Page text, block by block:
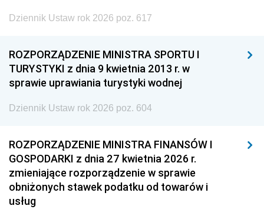
Dziennik Ustaw rok 2026 poz. 617
ROZPORZĄDZENIE MINISTRA SPORTU I
TURYSTYKI z dnia 9 kwietnia 2013 r. w
sprawie uprawiania turystyki wodnej
Dziennik Ustaw rok 2026 poz. 604
ROZPORZĄDZENIE MINISTRA FINANSÓW I
GOSPODARKI z dnia 27 kwietnia 2026 r.
zmieniające rozporządzenie w sprawie
obniżonych stawek podatku od towarów i
usług